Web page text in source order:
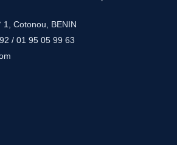
1, Cotonou, BENIN
/ 01 95 05 99 63